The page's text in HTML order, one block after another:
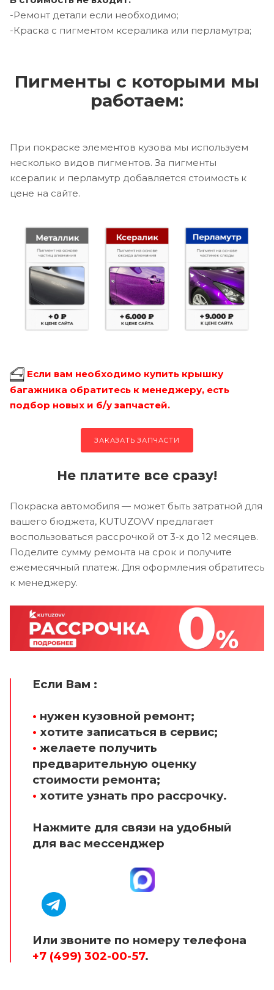
-Ремонт детали если необходимо;
-Краска с пигментом ксералика или перламутра;
Пигменты с которыми мы
работаем:
При покраске элементов кузова мы используем
несколько видов пигментов. За пигменты
ксералик и перламутр добавляется стоимость к
цене на сайте.
Если вам необходимо купить крышку
багажника обратитесь к менеджеру, есть
подбор новых и б/у запчастей.
ЗАКАЗАТЬ ЗАПЧАСТИ
Не платите все сразу!
Покраска автомобиля — может быть затратной для
вашего бюджета, KUTUZOVV предлагает
воспользоваться рассрочкой от 3-х до 12 месяцев.
Поделите сумму ремонта на срок и получите
ежемесячный платеж. Для оформления обратитесь
к менеджеру.
Если Вам :
• нужен кузовной ремонт;
• хотите записаться в сервис;
• желаете получить
предварительную оценку
стоимости ремонта;
• хотите узнать про рассрочку.
Нажмите для связи на удобный
для вас мессенджер
Или звоните по номеру телефона
+7 (499) 302-00-57.